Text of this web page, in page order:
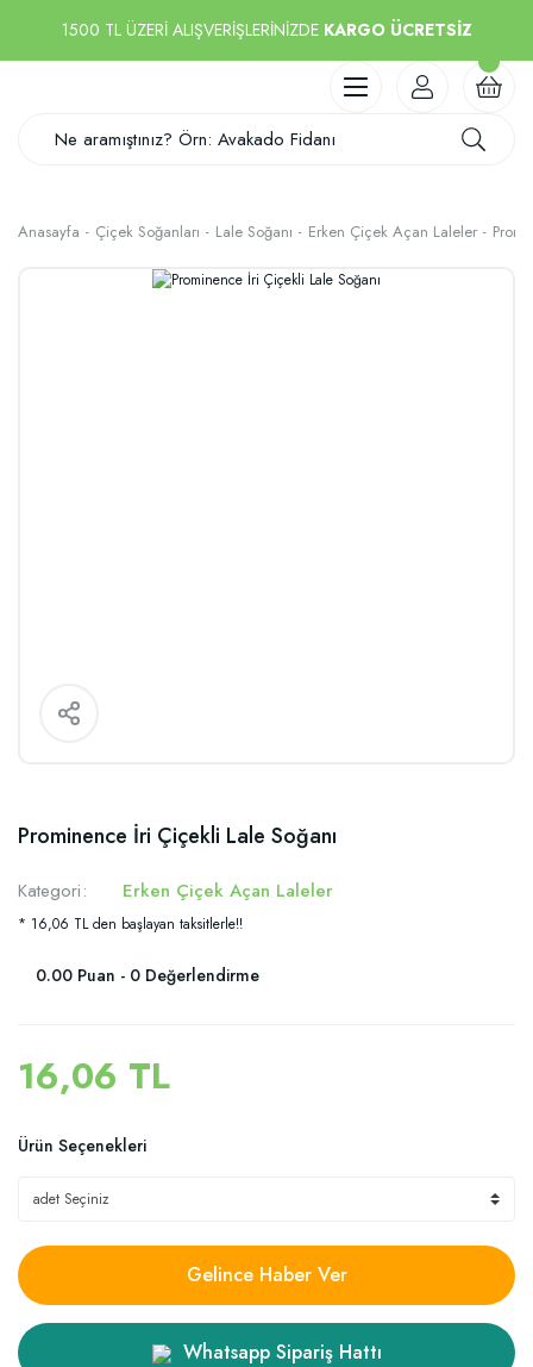
1500 TL ÜZERİ ALIŞVERİŞLERİNİZDE KARGO ÜCRETSİZ
Anasayfa Çiçek Soğanları Lale Soğanı Erken Çiçek Açan Laleler
Prominence İri Çiçekli Lale Soğanı
Kategori Erken Çiçek Açan Laleler
* 16,06 TL den başlayan taksitlerle!!
0.00 Puan - 0 Değerlendirme
16,06 TL
Ürün Seçenekleri
Gelince Haber Ver
Whatsapp Sipariş Hattı